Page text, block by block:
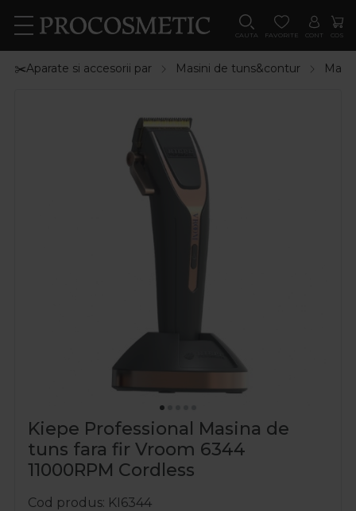
CAUTA FAVORITE CONT COS
✂️Aparate si accesorii par Masini de tuns&contur
Kiepe Professional Masina de
tuns fara fir Vroom 6344
11000RPM Cordless
Cod produs KI6344